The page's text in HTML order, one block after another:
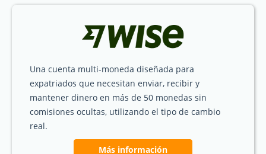
Una cuenta multi-moneda diseñada para
expatriados que necesitan enviar, recibir y
mantener dinero en más de 50 monedas sin
comisiones ocultas, utilizando el tipo de cambio
real.
Más información